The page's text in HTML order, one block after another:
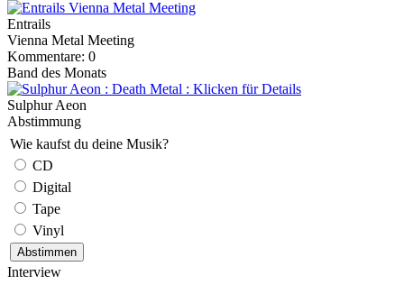
Entrails
Vienna Metal Meeting
Kommentare: 0
Band des Monats
Sulphur Aeon
Abstimmung
Wie kaufst du deine Musik?
CD
Digital
Tape
Vinyl
Interview